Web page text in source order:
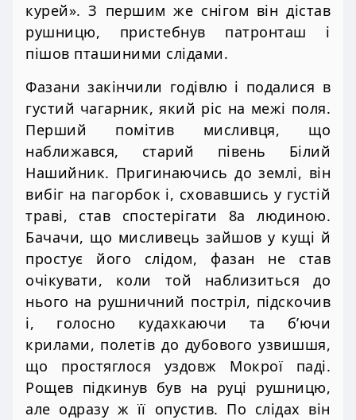
курей». З першим же снігом він дістав
рушницю, пристебнув патронташ і
пішов пташиними слідами.
Фазани закінчили годівлю і подалися в
густий чагарник, який ріс на межі поля.
Перший помітив мисливця, що
наближався, старий півень Білий
Нашийник. Пригинаючись до землі, він
вибіг на пагорбок і, сховавшись у густій
траві, став спостерігати 8а людиною.
Бачачи, що мисливець зайшов у кущі й
простує його слідом, фазан не став
очікувати, коли той наблизиться до
нього на рушничний постріл, підскочив
і, голосно кудахкаючи та б’ючи
крилами, полетів до дубового узвишшя,
що простяглося уздовж Мокрої паді.
Рощев підкинув був на руці рушницю,
але одразу ж її опустив. По слідах він